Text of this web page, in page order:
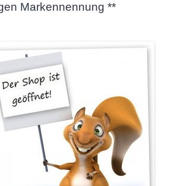
Markennennung **